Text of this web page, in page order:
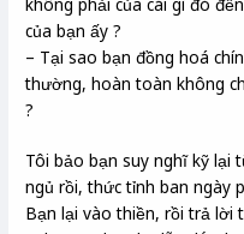
của bạn ấy ?
– Tại sao bạn đồng hoá
thường, hoàn toàn không
?
Tôi bảo bạn suy nghĩ kỹ lại
ngủ rồi, thức tỉnh ban ngày
Bạn lại vào thiền, rồi trả lời